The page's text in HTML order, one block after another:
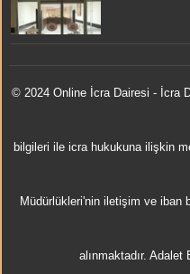
© 2024 Online İcra Dairesi - İcra
bilgileri ile icra hukukuna ilişkin
Müdürlükleri'nin iletişim ve iban
alınmaktadır. Adalet